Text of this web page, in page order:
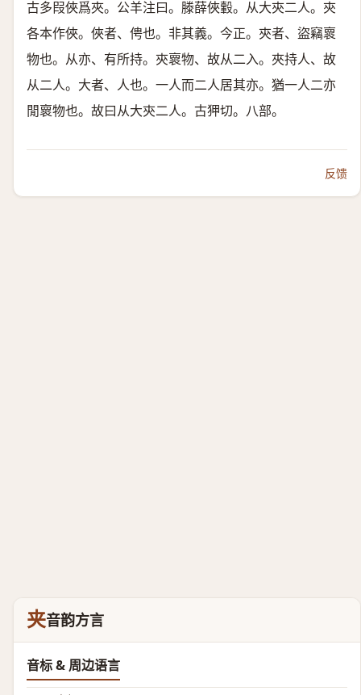
古多叚俠爲夾。公羊注曰。滕薛俠轂。 从大㚒二人。 㚒
各本作俠。俠者、俜也。非其義。今正。㚒者、盜竊褱
物也。从亦、有所持。㚒褱物、故从二入。夾持人、故
从二人。大者、人也。一人而二人居其亦。猶一人二亦
閒褱物也。故曰从大㚒二人。古狎切。八部。
反馈
夹音韵方言
音标 & 周边语言